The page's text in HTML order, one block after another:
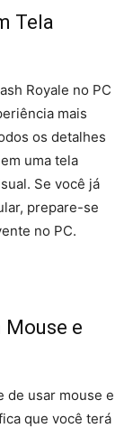
Tela
Royale no PC
mais
os detalhes
uma tela
Se você já
prepare-se
no PC.
e
de usar mouse e
que você terá